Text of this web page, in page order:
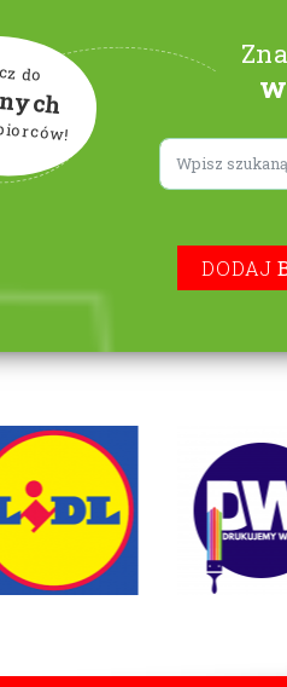
do
Lorem
DODAJ